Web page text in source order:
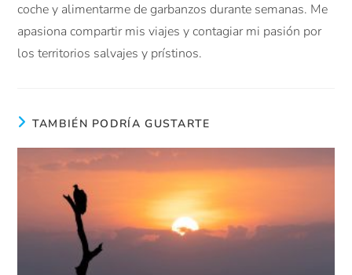
coche y alimentarme de garbanzos durante semanas. Me
apasiona compartir mis viajes y contagiar mi pasión por
los territorios salvajes y prístinos.
TAMBIÉN PODRÍA GUSTARTE